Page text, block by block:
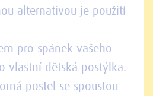
alternativou je použití
pro spánek vašeho
vlastní dětská postýlka.
postel se spoustou